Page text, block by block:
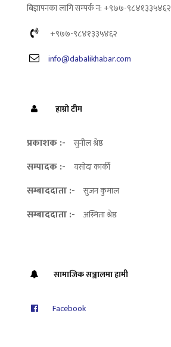
बिज्ञापनका लागि सम्पर्क न: +९७७-९८४१३३५४६२
+९७७-९८४१३३५४६२
info@dabalikhabar.com
हाम्रो टीम
प्रकाशक :- सुनील श्रेष्ठ
सम्पादक :- यसोदा कार्की
सम्बाददाता :- सुजन कुमाल
सम्बाददाता :- अस्मिता श्रेष्ठ
सामाजिक सञ्जालमा हामी
Facebook